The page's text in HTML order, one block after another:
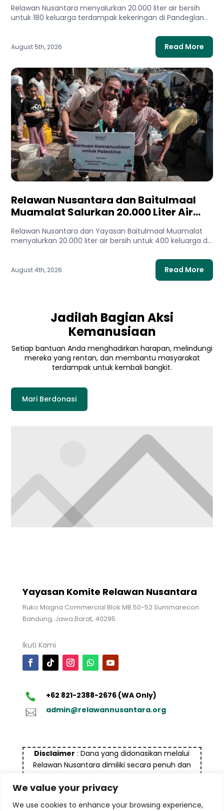
We value your privacy
We use cookies to enhance your browsing experience,
Relawan Nusantara menyalurkan 20.000 liter air bersih
untuk 180 keluarga terdampak kekeringan di Pandeglang,
August 5th, 2026 Read More
Relawan Nusantara dan Baitulmaal
Muamalat Salurkan 20.000 Liter Air
Relawan Nusantara dan Yayasan Baitulmaal Muamalat
menyalurkan 20.000 liter air bersih untuk 400 keluarga di
August 4th, 2026 Read More
Jadilah Bagian Aksi
Kemanusiaan
Setiap bantuan Anda menghadirkan harapan, melindungi
mereka yang rentan, dan membantu masyarakat
terdampak untuk kembali bangkit.
Mari Berdonasi
Yayasan Komite Relawan Nusantara
Ruko Magna Commercial Blok MB 50-52 Summarecon
Bandung, Jawa Barat, 40295
Ikuti Kami
+62 821-2388-2676 (WA Only)
admin@relawannusantara.org
Disclaimer : Dana yang didonasikan melalui
Relawan Nusantara dimiliki secara penuh dan
bukan untuk tujuan pencucian uang (money